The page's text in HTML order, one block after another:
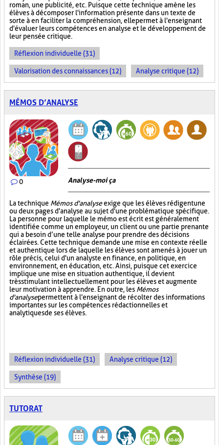
roman, une publicité, etc. Puisque cette technique amène les
élèves à décomposer l'information présente dans un texte de
sorte à en faciliter la compréhension, elle permet à l'enseignant
d'évaluer leurs compétences en analyse et le développement de
leur pensée critique.
Réflexion individuelle (31)
Valorisation des connaissances (12) Analyse critique (12)
MÉMOS D’ANALYSE
0 Analyse-moi ça
La technique Mémos d'analyseexige que les élèves rédigent une
ou deux pages d'analyse au sujet d'une problématique spécifique.
La personne pour laquelle le mémo est écrit est généralement
identifiée comme un employeur, un client ou une partie prenante
qui a besoin d’une telle analyse pour prendre des décisions
éclairées. Cette technique demande une mise en contexte réelle
et authentique lors de laquelle les élèves sont amenés à jouer un
rôle précis, celui d'un analyste en finance, en politique, en
environnement, en éducation, etc. Ainsi, puisque cet exercice
implique une mise en situation authentique, il devient
très stimulant intellectuellement pour les élèves et augmente
leur motivation à apprendre. En outre, les Mémos
d'analysepermettent à l'enseignant de récolter des informations
importantes sur les compétences rédactionnelles et
analytiques de ses élèves.
Réflexion individuelle (31) Analyse critique (12)
Synthèse (19)
TUTORAT